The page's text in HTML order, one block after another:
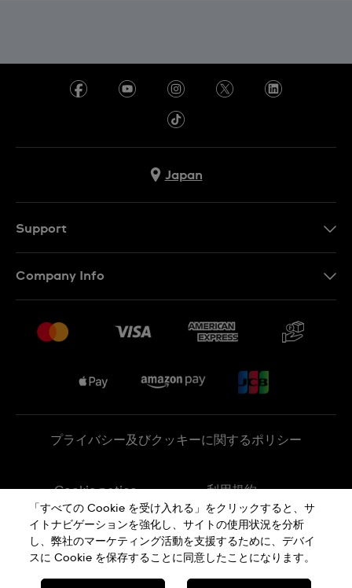
Japan
Support
販売契約条件
Company Info
Swatchで働く
プライバシー及びクッキーに関するポリシー
Cookie notice 利用規約
特定商取引に関する法律に基づく表示
「すべての Cookie を受け入れる」をクリックすると、サ
イトナビゲーションを強化し、サイトの使用状況を分析
し、弊社のマーケティング活動を支援するために、デバイ
スに Cookie を保存することに同意したことになります。